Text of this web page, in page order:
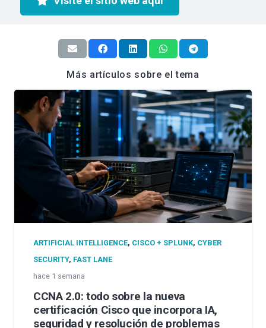
Más artículos sobre el tema
ARTIFICIAL INTELLIGENCE, CISCO + SPLUNK, CYBER
SECURITY, FAST LANE
hace 1 semana
CCNA 2.0: todo sobre la nueva
certificación Cisco que incorpora IA,
seguridad y resolución de problemas